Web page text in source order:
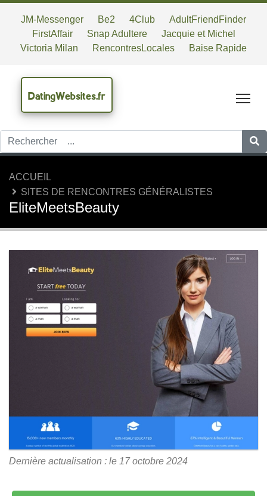
JM-Messenger Be2 4Club
AdultFriendFinder
FirstAffair
Snap Adultere
Jacquie et Michel
Victoria Milan
RencontresLocales Baise Rapide
DatingWebsites.fr
ACCUEIL
SITES DE RENCONTRES GÉNÉRALISTES
EliteMeetsBeauty
Dernière actualisation : le 17 octobre 2024